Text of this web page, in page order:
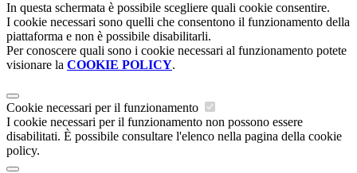
In questa schermata è possibile scegliere quali cookie consentire.
I cookie necessari sono quelli che consentono il funzionamento della
piattaforma e non è possibile disabilitarli.
Per conoscere quali sono i cookie necessari al funzionamento potete
visionare la COOKIE POLICY.
Cookie necessari per il funzionamento
I cookie necessari per il funzionamento non possono essere
disabilitati. È possibile consultare l'elenco nella pagina della cookie
policy.